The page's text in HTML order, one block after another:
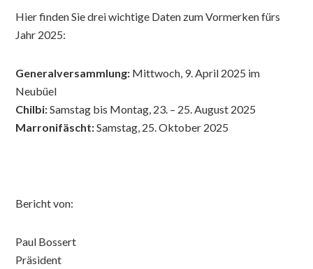
Hier finden Sie drei wichtige Daten zum Vormerken fürs
Jahr 2025:
Generalversammlung: Mittwoch, 9. April 2025 im
Neubüel
Chilbi:Samstag bis Montag, 23. – 25. August 2025
Marronifäscht:Samstag, 25. Oktober 2025
Bericht von:
Paul Bossert
Präsident